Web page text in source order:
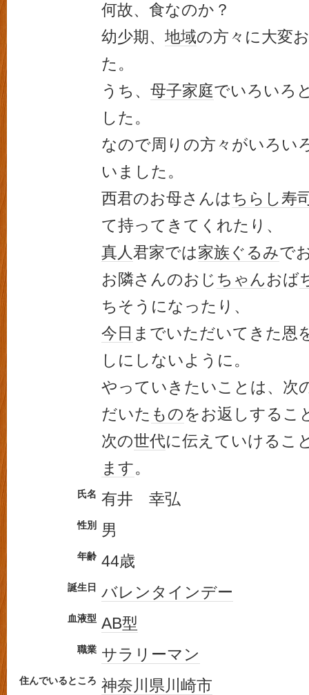
何故、食なのか？
幼少期、 地域の方々に大変
た。
うち、 母子家庭でいろいろ
した。
なので周りの方々がいろい
いました。
西君のお母さんはちらし寿
て持ってきてくれたり、
真人君家では家族 ぐるみで
お隣さんのおじ ちゃんおば
ちそうになったり、
今日 までいただいてきた恩
しにしないように。
やっていきたいことは、次
だいた ものをお返しするこ
次の世代に伝えていけるこ
ます。
氏名 有井 幸弘
性別 男
年齢 44歳
誕生日 バレンタインデー
血液型 AB型
職業 サラリーマン
住んでいるところ 神奈川県川崎市